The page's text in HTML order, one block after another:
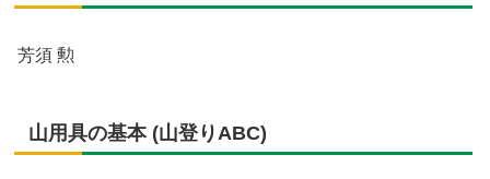
芳須 勲
山用具の基本 (山登りABC)